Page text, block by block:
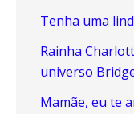
Tenha uma
Rainha
universo
Mamãe, eu te